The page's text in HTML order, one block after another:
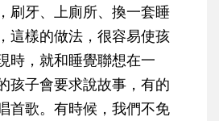
刷牙、上廁所、換一套睡
這樣的做法，很容易使孩
時，就和睡覺聯想在一
孩子會要求說故事，有的
首歌。有時候，我們不免